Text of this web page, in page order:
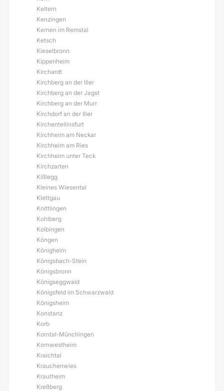
Keltern
Kenzingen
Kernen im Remstal
Ketsch
Kieselbronn
Kippenheim
Kirchardt
Kirchberg an der Iller
Kirchberg an der Jagst
Kirchberg an der Murr
Kirchdorf an der Iller
Kirchentellinsfurt
Kirchheim am Neckar
Kirchheim am Ries
Kirchheim unter Teck
Kirchzarten
Kißlegg
Kleines Wiesental
Klettgau
Knittlingen
Kohlberg
Kolbingen
Köngen
Königheim
Königsbach-Stein
Königsbronn
Königseggwald
Königsfeld im Schwarzwald
Königsheim
Konstanz
Korb
Korntal-Münchingen
Kornwestheim
Kraichtal
Krauchenwies
Krautheim
Kreßberg